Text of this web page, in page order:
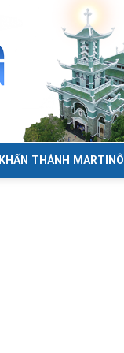
KHẤN THÁNH MARTINÔ